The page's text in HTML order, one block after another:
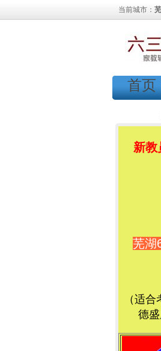
当前城市：
首页
新教
芜湖
（适
德